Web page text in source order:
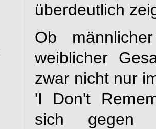
überdeutlich
Ob
weiblicher
zwar nicht nur
'I Don't
sich gegen